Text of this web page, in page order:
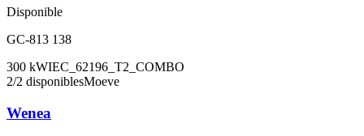
Disponible
GC-813 138
300 kWIEC_62196_T2_COMBO
2/2 disponiblesMoeve
Wenea